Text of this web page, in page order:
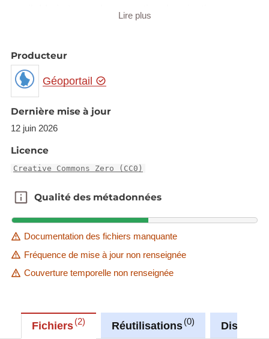
(EPSG:2169) rather than European projection
The raster in JP2 format can be downloaded from
the URL provided in the INSPIRE GML under
rangeSet/File/FileReference node or from the
Description copied from
catalog.inspire.geoportail.lu
Lire plus
Producteur
Géoportail
Dernière mise à jour
12 juin 2026
Licence
Creative Commons Zero (CC0)
Qualité des métadonnées
Qualité des métadonnées
Documentation des fichiers manquante
Fréquence de mise à jour non renseignée
Couverture temporelle non renseignée
Fichiers 2 Réutilisations 0